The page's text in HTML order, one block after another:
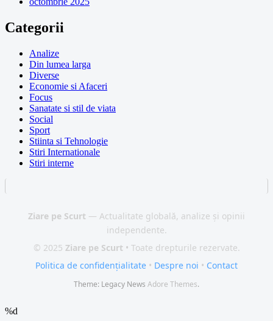
Categorii
Analize
Din lumea larga
Diverse
Economie si Afaceri
Focus
Sanatate si stil de viata
Social
Sport
Stiinta si Tehnologie
Stiri Internationale
Stiri interne
Ziare pe Scurt — Actualitate globală, analize și opinii
independente.
© 2025 Ziare pe Scurt • Toate drepturile rezervate.
Politica de confidențialitate • Despre noi • Contact
Theme: Legacy News Adore Themes.
%d